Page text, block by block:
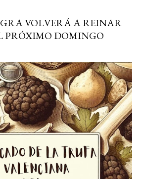
VOLVERÁ A REINAR
PRÓXIMO DOMINGO